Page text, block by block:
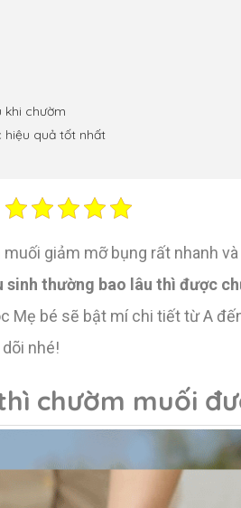
khi chườm
hiệu quả tốt nhất
giảm mỡ bụng rất nhanh
sinh thường bao lâu thì được
Mẹ bé sẽ bật mí chi tiết từ A
nhé!
chườm muối